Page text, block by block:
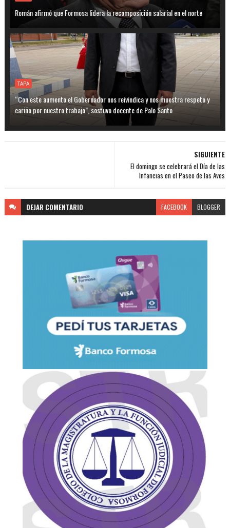
Román afirmó que Formosa lidera la recomposición salarial en el norte
TAPA
“Con este aumento el Gobernador nos reivindica y nos muestra respeto y
cariño por nuestro trabajo”, sostuvo docente de Palo Santo
SIGUIENTE
El domingo se celebrará el Día de las
Infancias en el Paseo de las Aves
DEJAR COMENTARIO FACEBOOK BLOGGER